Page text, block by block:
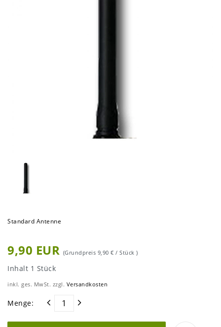
Standard Antenne
9,90 EUR (Grundpreis 9,90 € / Stück )
Inhalt 1 Stück
inkl. ges. MwSt. zzgl. Versandkosten
Menge: